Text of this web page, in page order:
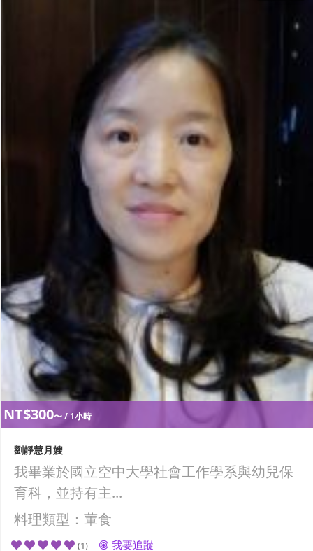
NT$300〜 / 1小時
劉靜慧月嫂
我畢業於國立空中大學社會工作學系與幼兒保
育科，並持有主...
料理類型：葷食
(1) 我要追蹤